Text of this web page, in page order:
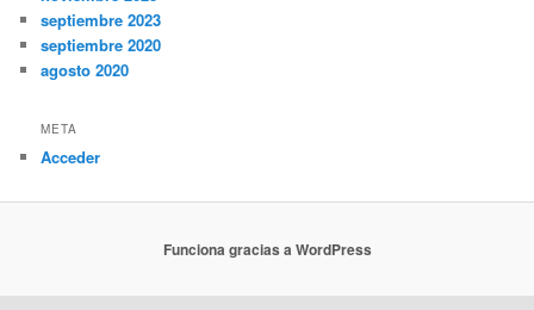
septiembre 2023
septiembre 2020
agosto 2020
META
Acceder
Funciona gracias a WordPress